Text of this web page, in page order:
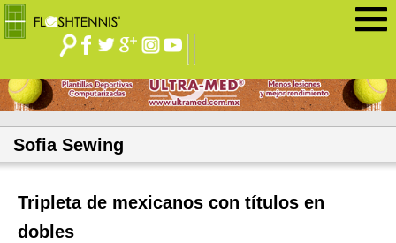
Sofia Sewing
Tripleta de mexicanos con títulos en
dobles